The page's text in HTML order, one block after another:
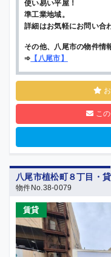
使い易い平屋！
準工業地域。
詳細はお気軽にお問い合
その他、八尾市の物件情
➾ 【 八尾市 】
こ
八尾市植松町８丁目・
物件No.38-0079
賃貸